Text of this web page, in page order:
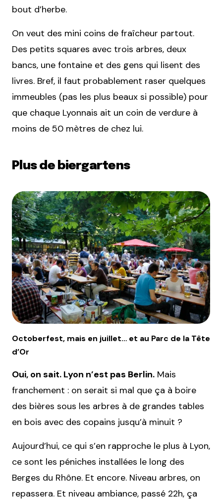
bout d’herbe.
On veut des mini coins de fraîcheur partout.
Des petits squares avec trois arbres, deux
bancs, une fontaine et des gens qui lisent des
livres. Bref, il faut probablement raser quelques
immeubles (pas les plus beaux si possible) pour
que chaque Lyonnais ait un coin de verdure à
moins de 50 mètres de chez lui.
Plus de biergartens
Octoberfest, mais en juillet… et au Parc de la Tête
d’Or
Oui, on sait. Lyon n’est pas Berlin. Mais
franchement : on serait si mal que ça à boire
des bières sous les arbres à de grandes tables
en bois avec des copains jusqu’à minuit ?
Aujourd’hui, ce qui s’en rapproche le plus à Lyon,
ce sont les péniches installées le long des
Berges du Rhône. Et encore. Niveau arbres, on
repassera. Et niveau ambiance, passé 22h, ça